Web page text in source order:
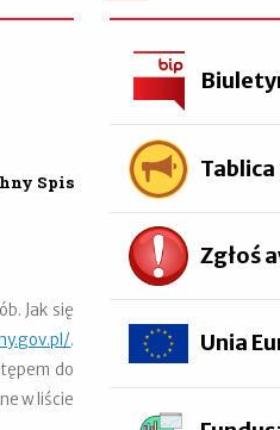
Spis
Jak się
.
do
w liście
Tablica
Zgłoś
Unia